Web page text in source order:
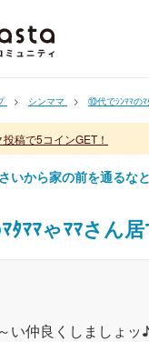
シンママ ⑩代でｼﾝﾏﾏのﾏ
稿で5コインGET！
いから家の前を通るな
ﾏﾏゃﾏﾏさん
い仲良くしましょ